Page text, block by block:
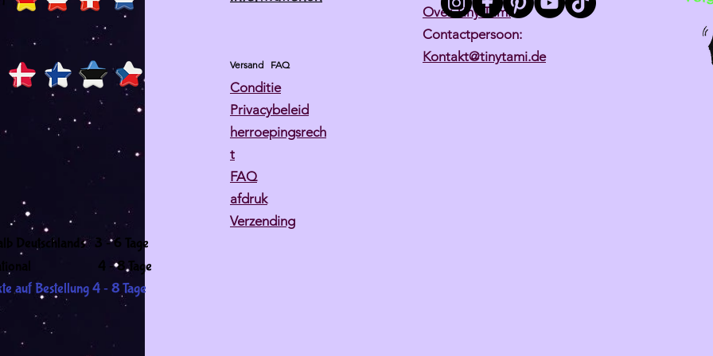
Deutschlands 3 -6 Tage
4 -8 Tage
Versand FAQ
Conditie
Privacybeleid
herroepingsrech
t
FAQ
afdruk
Verzending
auf Bestellung 4 - 8 Tage
Over Tiny Tami
Contactpersoon:
Kontakt@tinytami.de